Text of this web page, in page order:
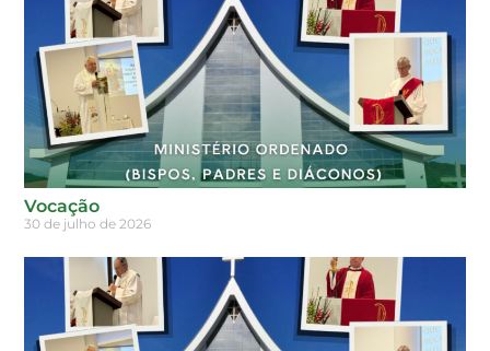
Vocação
30 de julho de 2026